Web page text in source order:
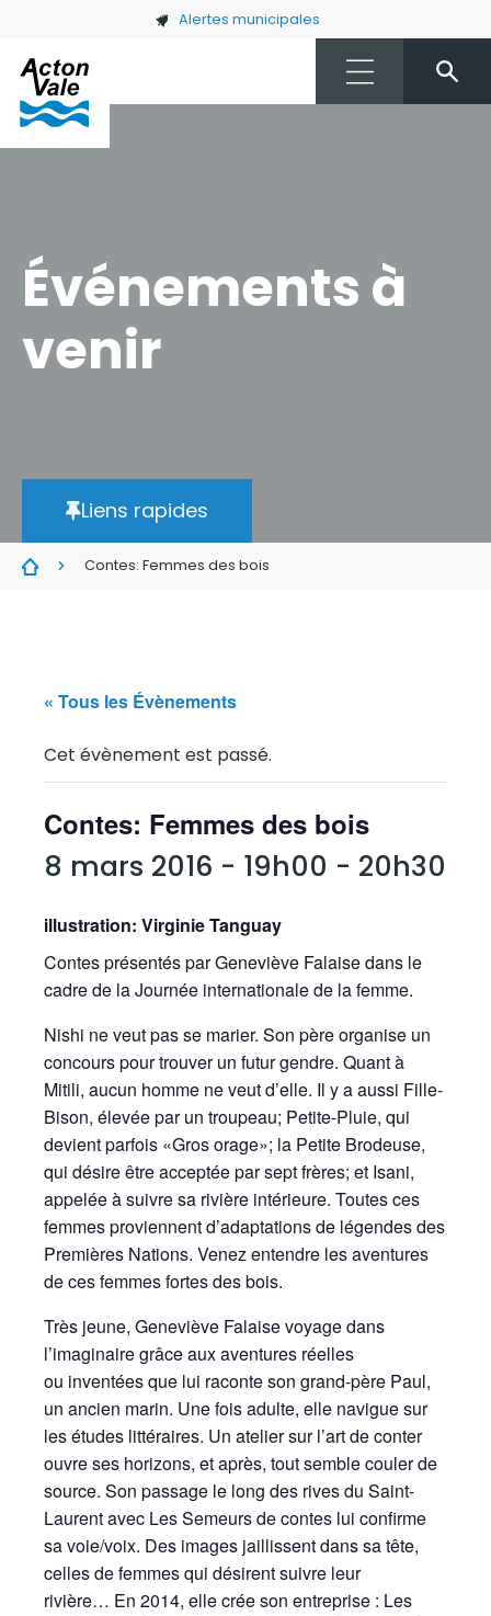
Skip to main content Alertes municipales
Événements à
venir
Liens rapides
Contes: Femmes des bois
« Tous les Évènements
Cet évènement est passé.
Contes: Femmes des bois
8 mars 2016 - 19h00 - 20h30
illustration: Virginie Tanguay
Contes présentés par Geneviève Falaise dans le
cadre de la Journée internationale de la femme.
Nishi ne veut pas se marier. Son père organise un
concours pour trouver un futur gendre. Quant à
Mitili, aucun homme ne veut d’elle. Il y a aussi Fille-
Bison, élevée par un troupeau; Petite-Pluie, qui
devient parfois «Gros orage»; la Petite Brodeuse,
qui désire être acceptée par sept frères; et Isani,
appelée à suivre sa rivière intérieure. Toutes ces
femmes proviennent d’adaptations de légendes des
Premières Nations. Venez entendre les aventures
de ces femmes fortes des bois.
Très jeune, Geneviève Falaise voyage dans
l’imaginaire grâce aux aventures réelles
ou inventées que lui raconte son grand-père Paul,
un ancien marin. Une fois adulte, elle navigue sur
les études littéraires. Un atelier sur l’art de conter
ouvre ses horizons, et après, tout semble couler de
source. Son passage le long des rives du Saint-
Laurent avec Les Semeurs de contes lui confirme
sa voie/voix. Des images jaillissent dans sa tête,
celles de femmes qui désirent suivre leur
rivière… En 2014, elle crée son entreprise : Les